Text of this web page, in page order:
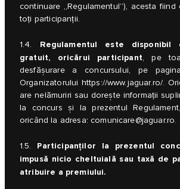
continuare „Regulamentul”), acesta
toți participanții.
1.4. Regulamentul este
gratuit, oricărui participant, pe
desfășurare a concursului, pe
Organizatorului https://www.jaguar.ro/.
are nelămuriri sau dorește informații
la concurs și la prezentul
oricând la adresa:comunicare@jaguar.ro.
1.5. Participanților la prezentul
impusă nicio cheltuială sau taxă de
atribuire a premiului.